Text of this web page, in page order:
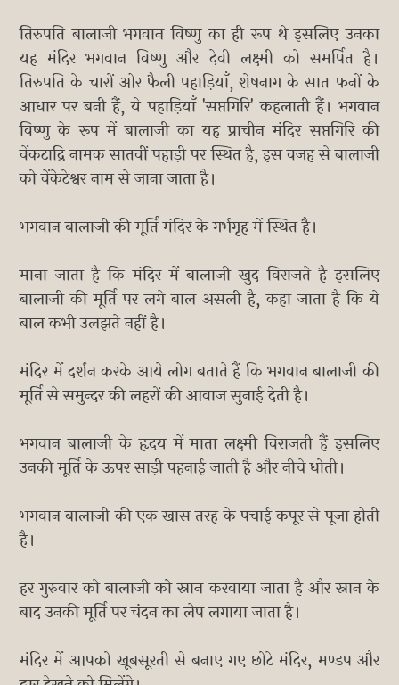
तिरुपति बालाजी भगवान विष्णु का ही रूप थे इसलिए उनका
यह मंदिर भगवान विष्णु और देवी लक्ष्मी को समर्पित है।
तिरुपति के चारों ओर फैली पहाड़ियाँ, शेषनाग के सात फनों के
आधार पर बनी हैं, ये पहाड़ियाँ 'सप्तगिर‍ि' कहलाती हैं। भगवान
विष्णु के रूप में बालाजी का यह प्राचीन मंदिर सप्तगिरि की
वेंकटाद्रि नामक सातवीं पहाड़ी पर स्थित है, इस वजह से बालाजी
को वेंकेटेश्वर नाम से जाना जाता है।
भगवान बालाजी की मूर्ति मंदिर के गर्भगृह में स्थित है।
माना जाता है कि मंदिर में बालाजी खुद विराजते है इसलिए
बालाजी की मूर्ति पर लगे बाल असली है, कहा जाता है कि ये
बाल कभी उलझते नहीं है।
मंदिर में दर्शन करके आये लोग बताते हैं कि भगवान बालाजी की
मूर्ति से समुन्दर की लहरों की आवाज सुनाई देती है।
भगवान बालाजी के हृदय में माता लक्ष्मी विराजती हैं इसलिए
उनकी मूर्ति के ऊपर साड़ी पहनाई जाती है और नीचे धोती।
भगवान बालाजी की एक खास तरह के पचाई कपूर से पूजा होती
है।
हर गुरुवार को बालाजी को स्नान करवाया जाता है और स्नान के
बाद उनकी मूर्ति पर चंदन का लेप लगाया जाता है।
मंदिर में आपको खूबसूरती से बनाए गए छोटे मंदिर, मण्डप और